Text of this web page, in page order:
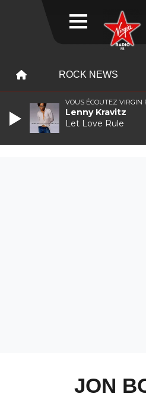
ROCK NEWS
JON
VOUS ÉCOUTEZ VIRGIN
Lenny Kravitz
Let Love Rule
WEBRADIO